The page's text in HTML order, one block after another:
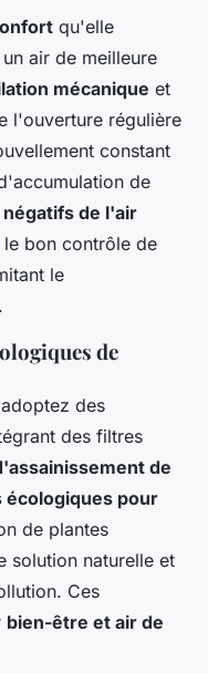
qu'elle
air de meilleure
mécanique et
l'ouverture régulière
constant
de
négatifs de l'air
le bon contrôle de
le
de
des
des filtres
de
écologiques pour
de plantes
solution naturelle et
Ces
bien-être et air de